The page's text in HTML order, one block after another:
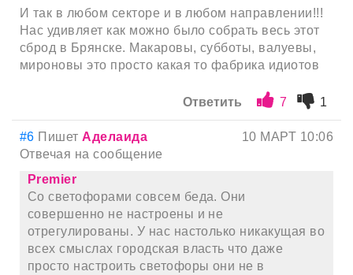
И так в любом секторе и в любом направлении!!!
Нас удивляет как можно было собрать весь этот
сброд в Брянске. Макаровы, субботы, валуевы,
мироновы это просто какая то фабрика идиотов
Ответить 7 1
#6 Пишет Аделаида
10 МАРТ 10:06
Отвечая на сообщение
Premier
Со светофорами совсем беда. Они
совершенно не настроены и не
отрегулированы. У нас настолько никакущая во
всех смыслах городская власть что даже
просто настроить светофоры они не в